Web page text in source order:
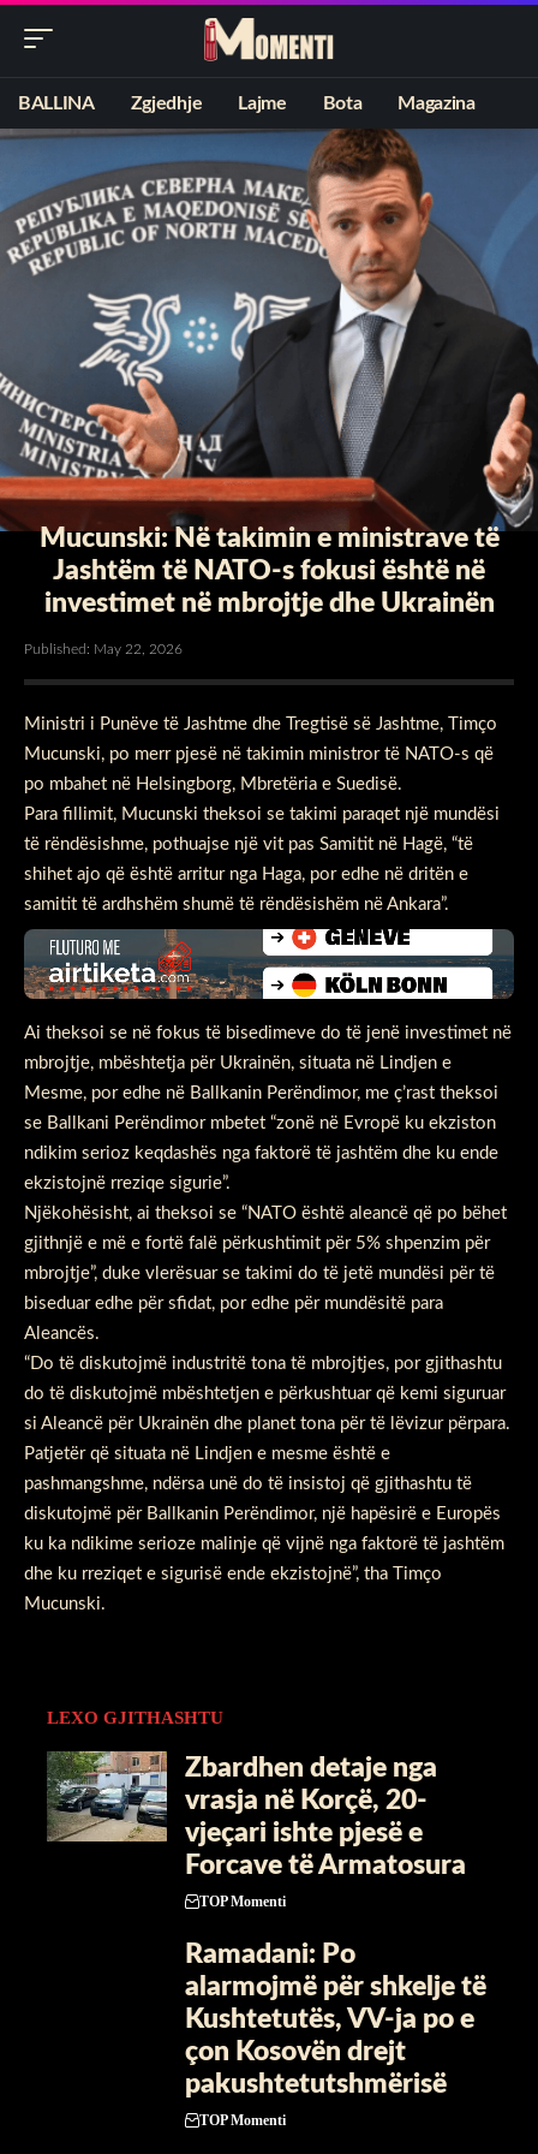
BALLINA Zgjedhje Lajme Bota Magazina
Mucunski: Në takimin e ministrave të
Jashtëm të NATO-s fokusi është në
investimet në mbrojtje dhe Ukrainën
Published: May 22, 2026
Ministri i Punëve të Jashtme dhe Tregtisë së Jashtme, Timço
Mucunski, po merr pjesë në takimin ministror të NATO-s që
po mbahet në Helsingborg, Mbretëria e Suedisë.
Para fillimit, Mucunski theksoi se takimi paraqet një mundësi
të rëndësishme, pothuajse një vit pas Samitit në Hagë, “të
shihet ajo që është arritur nga Haga, por edhe në dritën e
samitit të ardhshëm shumë të rëndësishëm në Ankara”.
Ai theksoi se në fokus të bisedimeve do të jenë investimet në
mbrojtje, mbështetja për Ukrainën, situata në Lindjen e
Mesme, por edhe në Ballkanin Perëndimor, me ç’rast theksoi
se Ballkani Perëndimor mbetet “zonë në Evropë ku ekziston
ndikim serioz keqdashës nga faktorë të jashtëm dhe ku ende
ekzistojnë rreziqe sigurie”.
Njëkohësisht, ai theksoi se “NATO është aleancë që po bëhet
gjithnjë e më e fortë falë përkushtimit për 5% shpenzim për
mbrojtje”, duke vlerësuar se takimi do të jetë mundësi për të
biseduar edhe për sfidat, por edhe për mundësitë para
Aleancës.
“Do të diskutojmë industritë tona të mbrojtjes, por gjithashtu
do të diskutojmë mbështetjen e përkushtuar që kemi siguruar
si Aleancë për Ukrainën dhe planet tona për të lëvizur përpara.
Patjetër që situata në Lindjen e mesme është e
pashmangshme, ndërsa unë do të insistoj që gjithashtu të
diskutojmë për Ballkanin Perëndimor, një hapësirë e Europës
ku ka ndikime serioze malinje që vijnë nga faktorë të jashtëm
dhe ku rreziqet e sigurisë ende ekzistojnë”, tha Timço
Mucunski.
LEXO GJITHASHTU
Zbardhen detaje nga
vrasja në Korçë, 20-
vjeçari ishte pjesë e
Forcave të Armatosura
TOP Momenti
Ramadani: Po
alarmojmë për shkelje të
Kushtetutës, VV-ja po e
çon Kosovën drejt
pakushtetutshmërisë
TOP Momenti